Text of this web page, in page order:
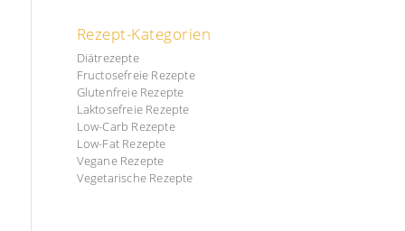
Rezept-Kategorien
Diätrezepte
Fructosefreie Rezepte
Glutenfreie Rezepte
Laktosefreie Rezepte
Low-Carb Rezepte
Low-Fat Rezepte
Vegane Rezepte
Vegetarische Rezepte